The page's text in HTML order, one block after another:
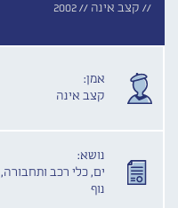
// קצב אינה //2002
אמן:
קצב אינה
נושא:
ים, כלי רכב ותחבורה,
נוף